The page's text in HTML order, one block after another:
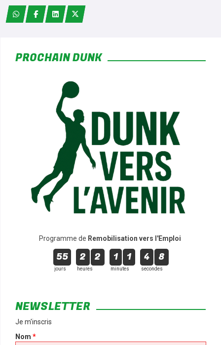
PROCHAIN DUNK
Programme de Remobilisation vers l'Emploi
55
jours
2 2
heures
1 1
minutes
4 8
secondes
NEWSLETTER
Je m'inscris
Nom *